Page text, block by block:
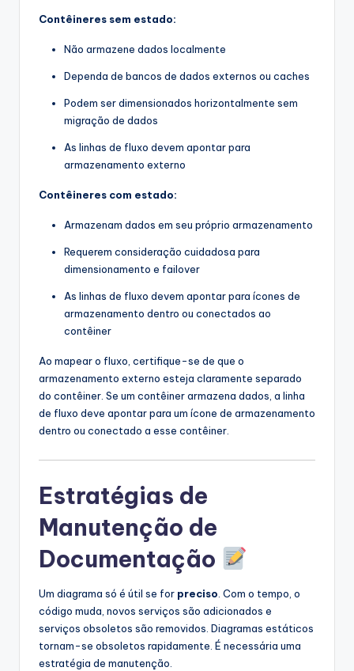
Contêineres sem estado:
Não armazene dados localmente
Dependa de bancos de dados externos ou caches
Podem ser dimensionados horizontalmente sem
migração de dados
As linhas de fluxo devem apontar para
armazenamento externo
Contêineres com estado:
Armazenam dados em seu próprio armazenamento
Requerem consideração cuidadosa para
dimensionamento e failover
As linhas de fluxo devem apontar para ícones de
armazenamento dentro ou conectados ao
contêiner
Ao mapear o fluxo, certifique-se de que o
armazenamento externo esteja claramente separado
do contêiner. Se um contêiner armazena dados, a linha
de fluxo deve apontar para um ícone de armazenamento
dentro ou conectado a esse contêiner.
Estratégias de
Manutenção de
Documentação
Um diagrama só é útil se for preciso. Com o tempo, o
código muda, novos serviços são adicionados e
serviços obsoletos são removidos. Diagramas estáticos
tornam-se obsoletos rapidamente. É necessária uma
estratégia de manutenção.